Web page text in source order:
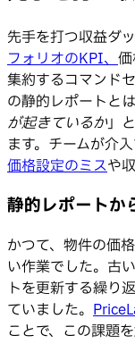
先手を打つ収益ダ
フォリオのKPI、
集約するコマンド
の静的レポートと
が起きているか」
ます。チームが介
価格設定のミスや
静的レポートか
かつて、物件の価
い作業でした。古
トを更新する繰り
ていました。
ことで、この課題を